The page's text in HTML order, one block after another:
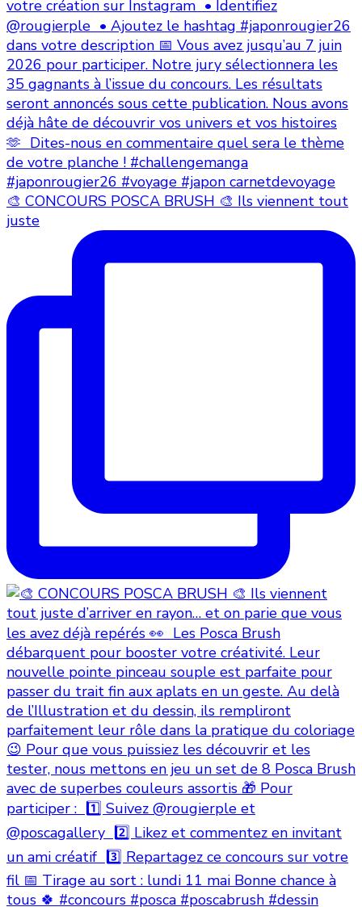
🎨 CONCOURS POSCA BRUSH 🎨 Ils viennent tout
juste